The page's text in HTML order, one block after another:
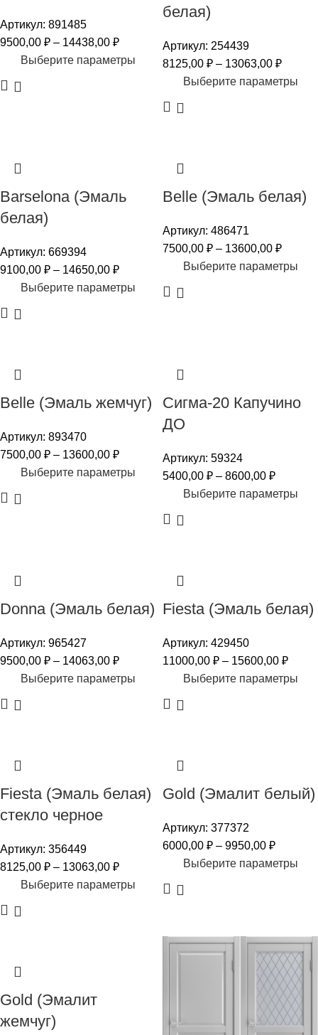
Артикул: 891485
9500,00 ₽ – 14438,00 ₽
Выберите параметры
белая)
Артикул: 254439
8125,00 ₽ – 13063,00 ₽
Выберите параметры
Barselona (Эмаль
белая)
Артикул: 669394
9100,00 ₽ – 14650,00 ₽
Выберите параметры
Belle (Эмаль белая)
Артикул: 486471
7500,00 ₽ – 13600,00 ₽
Выберите параметры
Belle (Эмаль жемчуг)
Артикул: 893470
7500,00 ₽ – 13600,00 ₽
Выберите параметры
Cигма-20 Капучино
ДО
Артикул: 59324
5400,00 ₽ – 8600,00 ₽
Выберите параметры
Donna (Эмаль белая)
Артикул: 965427
9500,00 ₽ – 14063,00 ₽
Выберите параметры
Fiesta (Эмаль белая)
Артикул: 429450
11000,00 ₽ – 15600,00 ₽
Выберите параметры
Fiesta (Эмаль белая)
стекло черное
Артикул: 356449
8125,00 ₽ – 13063,00 ₽
Выберите параметры
Gold (Эмалит белый)
Артикул: 377372
6000,00 ₽ – 9950,00 ₽
Выберите параметры
Gold (Эмалит
жемчуг)